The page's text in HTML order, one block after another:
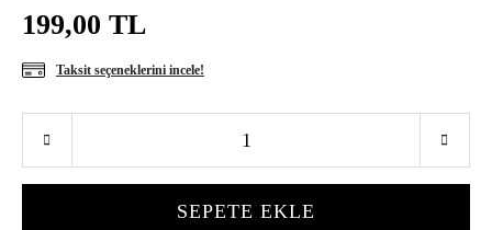
199,00 TL
Taksit seçeneklerini incele!
SEPETE EKLE